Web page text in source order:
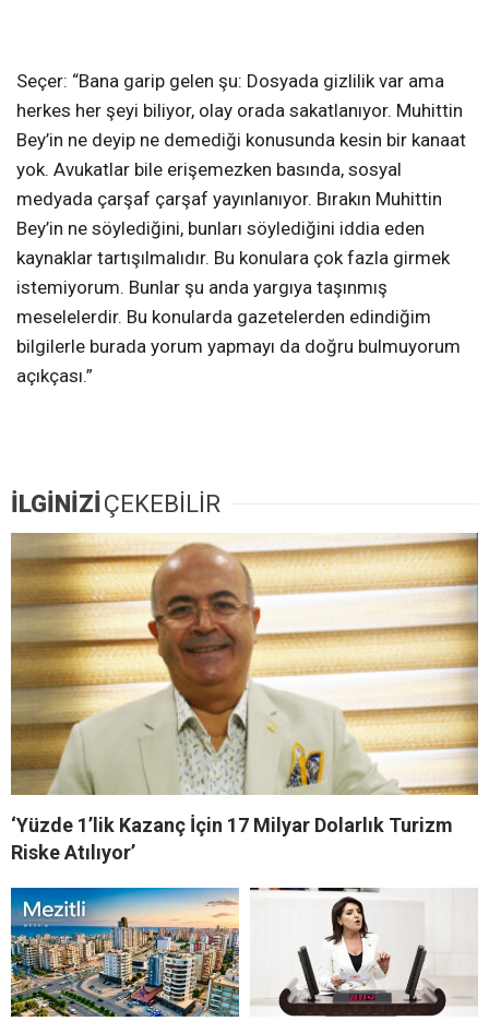
Seçer: “Bana garip gelen şu: Dosyada gizlilik var ama
herkes her şeyi biliyor, olay orada sakatlanıyor. Muhittin
Bey’in ne deyip ne demediği konusunda kesin bir kanaat
yok. Avukatlar bile erişemezken basında, sosyal
medyada çarşaf çarşaf yayınlanıyor. Bırakın Muhittin
Bey’in ne söylediğini, bunları söylediğini iddia eden
kaynaklar tartışılmalıdır. Bu konulara çok fazla girmek
istemiyorum. Bunlar şu anda yargıya taşınmış
meselelerdir. Bu konularda gazetelerden edindiğim
bilgilerle burada yorum yapmayı da doğru bulmuyorum
açıkçası.”
İLGİNİZİÇEKEBİLİR
‘Yüzde 1’lik Kazanç İçin 17 Milyar Dolarlık Turizm
Riske Atılıyor’